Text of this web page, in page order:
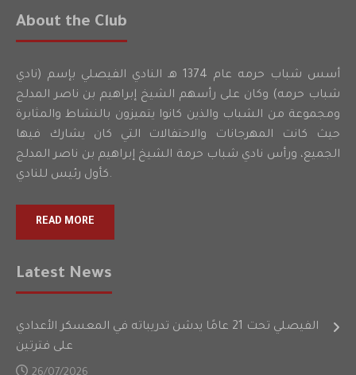
About the Club
أسس شباب حرمه عام 1374 هـ النادي الفيصلي بإسم (نادي
شباب حرمه) وكان على رأسهم الشيخ إبراهيم بن ناصر المدلج
ومجموعة من الشباب والذين كانوا يتميزون بالنشاط والمثابرة
حيث كانت المهرجانات والاحتفالات التي كان يشارك فيها
الجميع، ورأس نادي شباب حرمة الشيخ إبراهيم بن ناصر المدلج
كأول رئيس للنادي.
READ MORE
Latest News
الفيصلي تحت 21 عامًا يدشن تدريباته في المعسكر الأعدادي
على فترتين